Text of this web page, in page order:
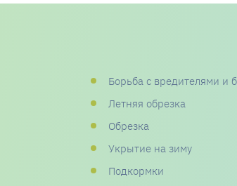
Борьба с вредителями и
Летняя обрезка
Обрезка
Укрытие на зиму
Подкормки